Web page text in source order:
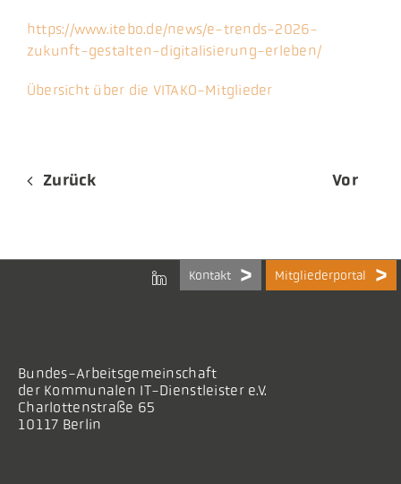
https://www.itebo.de/news/e-trends-2026-
zukunft-gestalten-digitalisierung-erleben/
Übersicht über die VITAKO-Mitglieder
Zurück Vor
Kontakt Mitgliederportal
Bundes-Arbeitsgemeinschaft
der Kommunalen IT-Dienstleister e.V.
Charlottenstraße 65
10117 Berlin